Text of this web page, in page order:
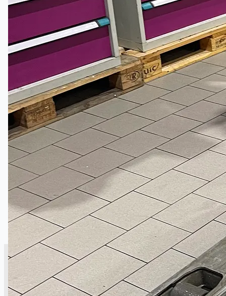
銷售
當前銷售
過往銷售